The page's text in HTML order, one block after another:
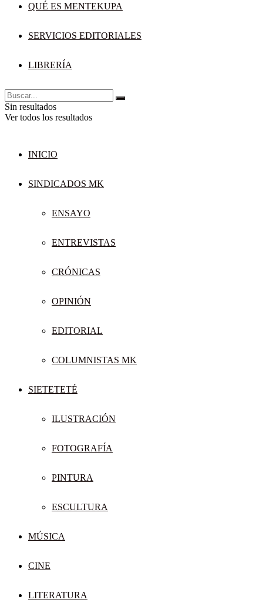
QUÉ ES MENTEKUPA
SERVICIOS EDITORIALES
LIBRERÍA
Sin resultados
Ver todos los resultados
INICIO
SINDICADOS MK
ENSAYO
ENTREVISTAS
CRÓNICAS
OPINIÓN
EDITORIAL
COLUMNISTAS MK
SIETETETÉ
ILUSTRACIÓN
FOTOGRAFÍA
PINTURA
ESCULTURA
MÚSICA
CINE
LITERATURA